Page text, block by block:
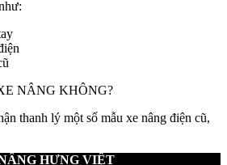
NÂNG KHÔNG?
thanh lý một số mẫu xe nâng điện cũ,
HƯNG VIỆT